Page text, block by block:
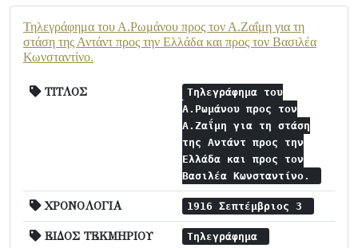
Τηλεγράφημα του Α.Ρωμάνου προς τον Α.Ζαΐμη για τη
στάση της Αντάντ προς την Ελλάδα και προς τον Βασιλέα
Κωνσταντίνο.
ΤΙΤΛΟΣ
Τηλεγράφημα του
Α.Ρωμάνου προς τον
Α.Ζαΐμη για τη στάση
της Αντάντ προς την
Ελλάδα και προς τον
Βασιλέα Κωνσταντίνο.
ΧΡΟΝΟΛΟΓΙΑ 1916 Σεπτέμβριος 3
ΕΙΔΟΣ ΤΕΚΜΗΡΙΟΥ Τηλεγράφημα